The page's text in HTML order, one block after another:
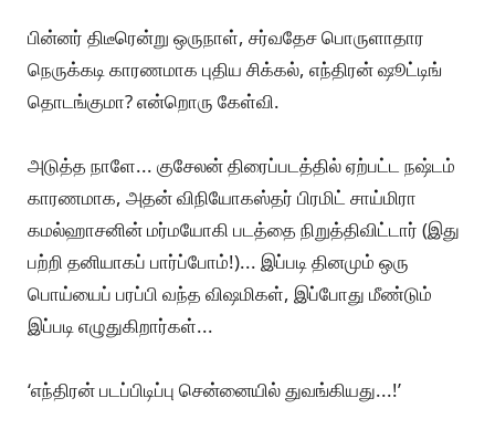
பின்னர் திடீரென்று ஒருநாள், சர்வதேச பொருளாதார
நெருக்கடி காரணமாக புதிய சிக்கல், எந்திரன் ஷூட்டிங்
தொடங்குமா? என்றொரு கேள்வி.
அடுத்த நாளே... குசேலன் திரைப்படத்தில் ஏற்பட்ட நஷ்டம்
காரணமாக, அதன் விநியோகஸ்தர் பிரமிட் சாய்மிரா
கமல்ஹாசனின் மர்மயோகி படத்தை நிறுத்திவிட்டார் (இது
பற்றி தனியாகப் பார்ப்போம்!)... இப்படி தினமும் ஒரு
பொய்யைப் பரப்பி வந்த விஷமிகள், இப்போது மீண்டும்
இப்படி எழுதுகிறார்கள்...
‘எந்திரன் படப்பிடிப்பு சென்னையில் துவங்கியது...!’